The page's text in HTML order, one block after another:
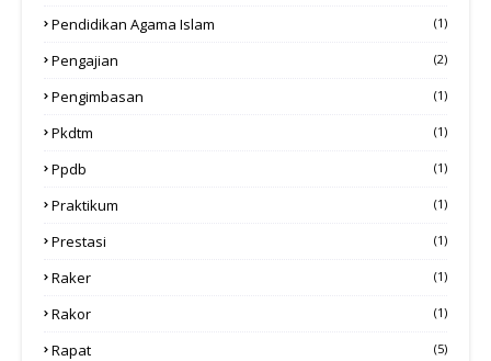
Pendidikan Agama Islam (1)
Pengajian (2)
Pengimbasan (1)
Pkdtm (1)
Ppdb (1)
Praktikum (1)
Prestasi (1)
Raker (1)
Rakor (1)
Rapat (5)